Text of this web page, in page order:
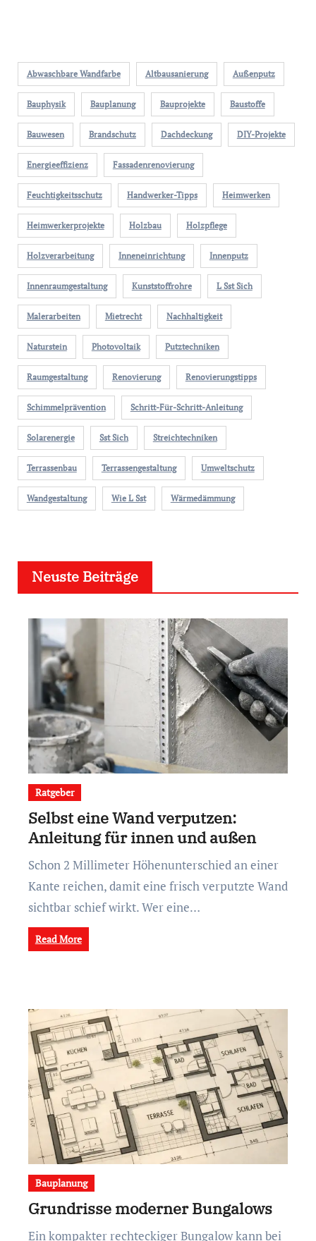
Abwaschbare Wandfarbe Altbausanierung Außenputz
Bauphysik Bauplanung Bauprojekte Baustoffe
Bauwesen Brandschutz Dachdeckung DIY-Projekte
Energieeffizienz Fassadenrenovierung
Feuchtigkeitsschutz Handwerker-Tipps Heimwerken
Heimwerkerprojekte Holzbau Holzpflege
Holzverarbeitung Inneneinrichtung Innenputz
Innenraumgestaltung Kunststoffrohre L Sst Sich
Malerarbeiten Mietrecht Nachhaltigkeit
Naturstein Photovoltaik Putztechniken
Raumgestaltung Renovierung Renovierungstipps
Schimmelprävention Schritt-Für-Schritt-Anleitung
Solarenergie Sst Sich Streichtechniken
Terrassenbau Terrassengestaltung Umweltschutz
Wandgestaltung Wie L Sst Wärmedämmung
Neuste Beiträge
Ratgeber
Selbst eine Wand verputzen:
Anleitung für innen und außen
Schon 2 Millimeter Höhenunterschied an einer
Kante reichen, damit eine frisch verputzte Wand
sichtbar schief wirkt. Wer eine…
Read More
Bauplanung
Grundrisse moderner Bungalows
Ein kompakter rechteckiger Bungalow kann bei